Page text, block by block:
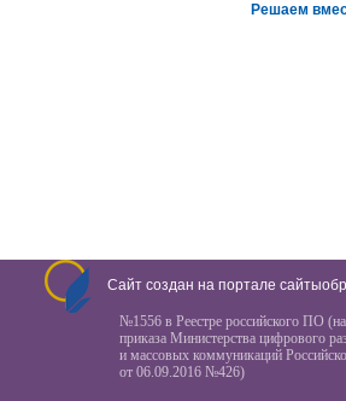
Решаем
Сайт создан на портале
№1556 в Реестре российского ПО
приказа Министерства цифрового
и массовых коммуникаций
от 06.09.2016 №426)